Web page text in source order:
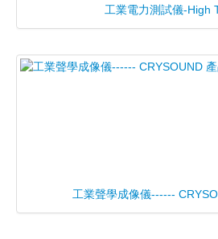
工業電力測試儀-High
工業聲學成像儀------